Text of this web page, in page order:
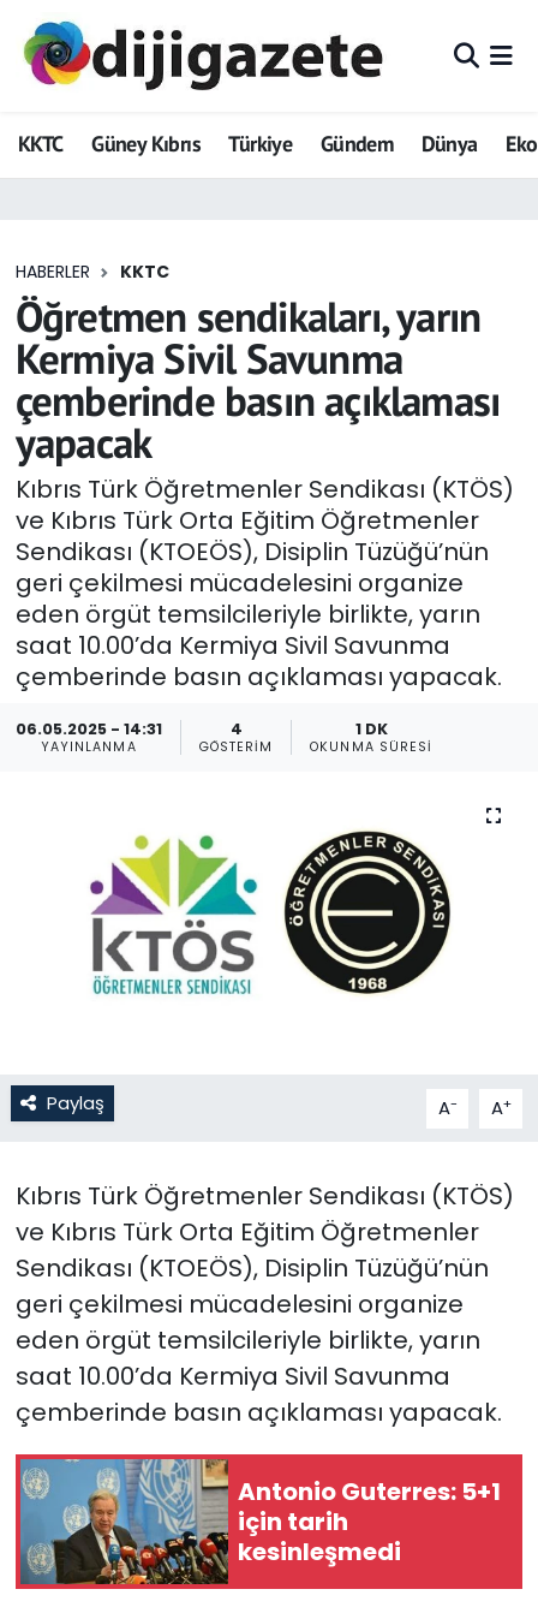
KKTC Güney Kıbrıs Türkiye Gündem Dünya
HABERLER KKTC
Öğretmen sendikaları, yarın
Kermiya Sivil Savunma
çemberinde basın açıklaması
yapacak
Kıbrıs Türk Öğretmenler Sendikası (KTÖS)
ve Kıbrıs Türk Orta Eğitim Öğretmenler
Sendikası (KTOEÖS), Disiplin Tüzüğü’nün
geri çekilmesi mücadelesini organize
eden örgüt temsilcileriyle birlikte, yarın
saat 10.00’da Kermiya Sivil Savunma
çemberinde basın açıklaması yapacak.
06.05.2025 - 14:31
YAYINLANMA
4
GÖSTERIM
1 DK
OKUNMA SÜRESI
Paylaş A- A+
Kıbrıs Türk Öğretmenler Sendikası (KTÖS)
ve Kıbrıs Türk Orta Eğitim Öğretmenler
Sendikası (KTOEÖS), Disiplin Tüzüğü’nün
geri çekilmesi mücadelesini organize
eden örgüt temsilcileriyle birlikte, yarın
saat 10.00’da Kermiya Sivil Savunma
çemberinde basın açıklaması yapacak.
Antonio Guterres: 5+1
için tarih
kesinleşmedi
ADVERTORIAL
Dijigazete
Eğitim
Ekonomi
Foto Galeri
GEZİ
Güncel
Gündem
KKTC
Magazin
Moda
Nöbetçi Eczaneler
Spor
Teknoloji
TÜRKiYE
Video Galeri
Yazarlar
Hava Durumu
Trafik Durumu
Tüm Manşetler
Son Dakika Haberleri
Haber Arşivi